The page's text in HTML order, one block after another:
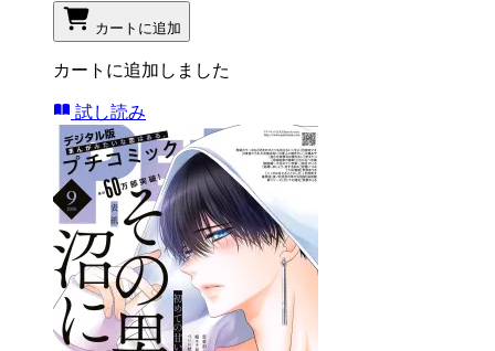
カートに追加
カートに追加しました
試し読み